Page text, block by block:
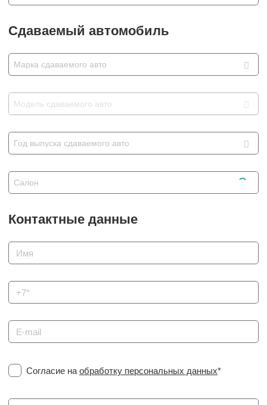
Сдаваемый автомобиль
Марка сдаваемого авто
Модель сдаваемого авто
Год выпуска сдаваемого авто
Салон
Контактные данные
Согласие на обработку персональных данных*